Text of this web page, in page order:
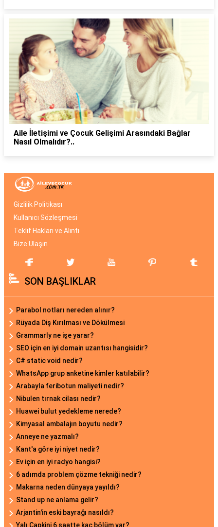
Aile İletişimi ve Çocuk Gelişimi Arasındaki Bağlar
Nasıl Olmalıdır?..
Gizlilik Politikası
Kullanıcı Sözleşmesi
Teklif Hakları ve Alıntı
Bize Ulaşın
SON BAŞLIKLAR
Parabol notları nereden alınır?
Rüyada Diş Kırılması ve Dökülmesi
Grammarly ne işe yarar?
SEO için en iyi domain uzantısı hangisidir?
C# static void nedir?
WhatsApp grup anketine kimler katılabilir?
Arabayla feribotun maliyeti nedir?
Nibulen tırnak cilası nedir?
Huawei bulut yedekleme nerede?
Kimyasal ambalajın boyutu nedir?
Anneye ne yazmalı?
Kant'a göre iyi niyet nedir?
Ev için en iyi radyo hangisi?
6 adımda problem çözme tekniği nedir?
Makarna neden dünyaya yayıldı?
Stand up ne anlama gelir?
Arjantin'in eski bayrağı nasıldı?
Yalı Capkini 6 saatte kaç bölüm var?